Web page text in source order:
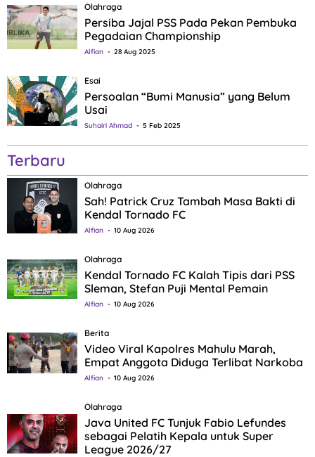
Olahraga
Persiba Jajal PSS Pada Pekan Pembuka
Pegadaian Championship
Alfian 28 Aug 2025
Esai
Persoalan “Bumi Manusia” yang Belum
Usai
Suhairi Ahmad 5 Feb 2025
Terbaru
Olahraga
Sah! Patrick Cruz Tambah Masa Bakti di
Kendal Tornado FC
Alfian 10 Aug 2026
Olahraga
Kendal Tornado FC Kalah Tipis dari PSS
Sleman, Stefan Puji Mental Pemain
Alfian 10 Aug 2026
Berita
Video Viral Kapolres Mahulu Marah,
Empat Anggota Diduga Terlibat Narkoba
Alfian 10 Aug 2026
Olahraga
Java United FC Tunjuk Fabio Lefundes
sebagai Pelatih Kepala untuk Super
League 2026/27